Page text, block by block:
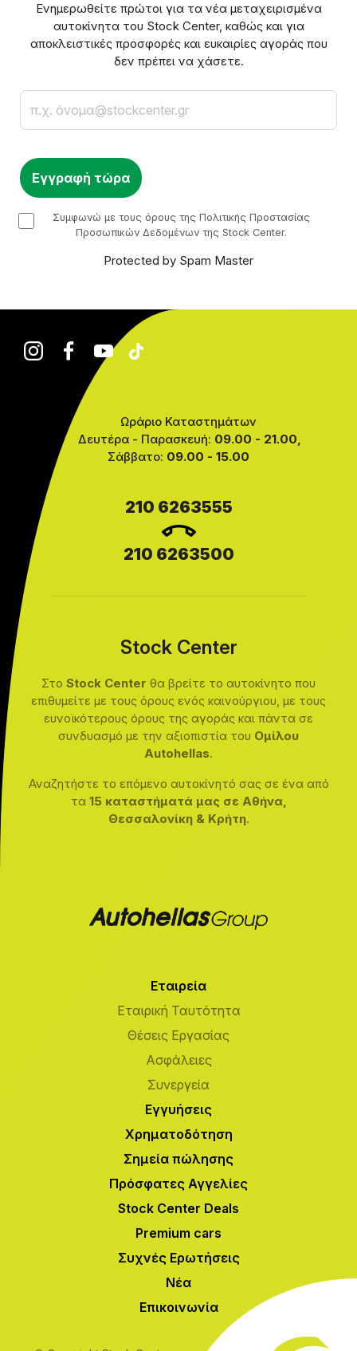
Ενημερωθείτε πρώτοι για τα νέα μεταχειρισμένα
αυτοκίνητα του Stock Center, καθώς και για
αποκλειστικές προσφορές και ευκαιρίες αγοράς που
δεν πρέπει να χάσετε.
checkbox
Συμφωνώ με τους όρους της Πολιτικής Προστασίας
Προσωπικών Δεδομένων της Stock Center.
Protected by Spam Master
Ωράριο Καταστημάτων
Δευτέρα - Παρασκευή: 09.00 - 21.00,
Σάββατο: 09.00 - 15.00
210 6263555
210 6263500
Stock Center
Στο Stock Center θα βρείτε το αυτοκίνητο που
επιθυμείτε με τους όρους ενός καινούργιου, με τους
ευνοϊκότερους όρους της αγοράς και πάντα σε
συνδυασμό με την αξιοπιστία του Ομίλου
Autohellas.
Αναζητήστε το επόμενο αυτοκίνητό σας σε ένα από
τα 15 καταστήματά μας σε Αθήνα,
Θεσσαλονίκη & Κρήτη.
Εταιρεία
Εταιρική Ταυτότητα
Θέσεις Εργασίας
Ασφάλειες
Συνεργεία
Εγγυήσεις
Χρηματοδότηση
Σημεία πώλησης
Πρόσφατες Αγγελίες
Stock Center Deals
Premium cars
Συχνές Ερωτήσεις
Νέα
Επικοινωνία